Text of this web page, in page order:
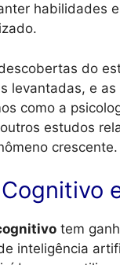
habilidades
do
levantadas, e
como a
estudos
crescente.
tem
inteligência